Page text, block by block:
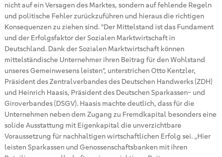
nicht auf ein Versagen des Marktes, sondern auf fehlende Regeln
und politische Fehler zurückzuführen und hieraus die richtigen
Konsequenzen zu ziehen sind. "Der Mittelstand ist das Fundament
und der Erfolgsfaktor der Sozialen Marktwirtschaft in
Deutschland. Dank der Sozialen Marktwirtschaft können
mittelständische Unternehmer ihren Beitrag für den Wohlstand
unseres Gemeinwesens leisten", unterstrichen Otto Kentzler,
Präsident des Zentralverbandes des Deutschen Handwerks (ZDH)
und Heinrich Haasis, Präsident des Deutschen Sparkassen- und
Giroverbandes (DSGV). Haasis machte deutlich, dass für die
Unternehmen neben dem Zugang zu Fremdkapital besonders eine
solide Ausstattung mit Eigenkapital die unverzichtbare
Voraussetzung für nachhaltigen wirtschaftlichen Erfolg sei. „Hier
leisten Sparkassen und Genossenschaftsbanken mit ihren